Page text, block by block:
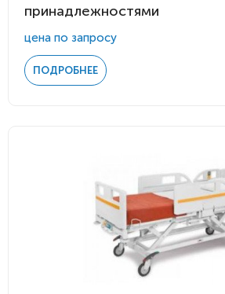
принадлежностями
цена по запросу
ПОДРОБНЕЕ